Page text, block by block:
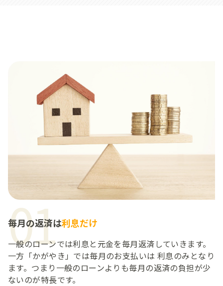
01
毎月の返済は利息だけ
一般のローンでは利息と元金を毎月返済していきます。
一方「かがやき」では毎月のお支払いは 利息のみとなり
ます。つまり一般のローンよりも毎月の返済の負担が少
ないのが特長です。